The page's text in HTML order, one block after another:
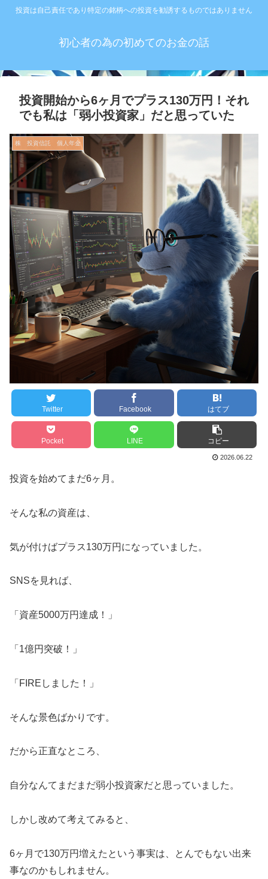
投資は自己責任であり特定の銘柄への投資を勧誘するものではありません
初心者の為の初めてのお金の話
投資開始から6ヶ月でプラス130万円！それ
でも私は「弱小投資家」だと思っていた
株 投資信託 個人年金
Twitter Facebook はてブ
Pocket LINE コピー
2026.06.22
投資を始めてまだ6ヶ月。
そんな私の資産は、
気が付けばプラス130万円になっていました。
SNSを見れば、
「資産5000万円達成！」
「1億円突破！」
「FIREしました！」
そんな景色ばかりです。
だから正直なところ、
自分なんてまだまだ弱小投資家だと思っていました。
しかし改めて考えてみると、
6ヶ月で130万円増えたという事実は、とんでもない出来
事なのかもしれません。